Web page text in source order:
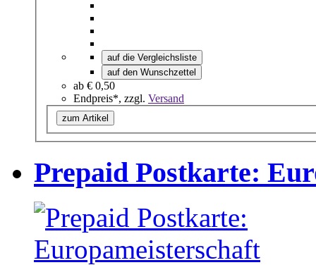
auf die Vergleichsliste
auf den Wunschzettel
ab € 0,50
Endpreis*, zzgl. Versand
zum Artikel
Prepaid Postkarte: